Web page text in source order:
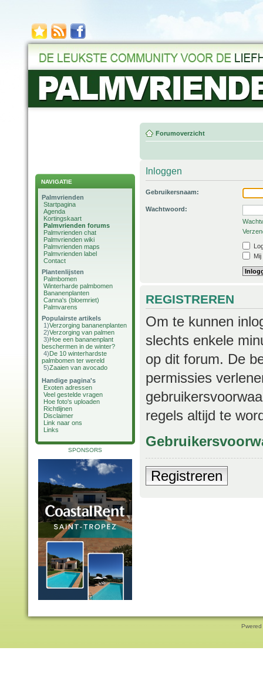
NAVIGATIE
Palmvrienden
Startpagina
Agenda
Kortingskaart
Palmvrienden forums
Palmvrienden chat
Palmvrienden wiki
Palmvrienden maps
Palmvrienden label
Contact
Plantenlijsten
Palmbomen
Winterharde palmbomen
Bananenplanten
Canna's (bloemriet)
Palmvarens
Populairste artikels
1)Verzorging bananenplanten
2)Verzorging van palmen
3)Hoe een bananenplant
beschermen in de winter?
4)De 10 winterhardste
palmbomen ter wereld
5)Zaaien van avocado
Handige pagina's
Exoten adressen
Veel gestelde vragen
Hoe foto's uploaden
Richtlijnen
Disclaimer
Link naar ons
Links
SPONSORS
Forumoverzicht
Inloggen
Gebruikersnaam:
Wachtwoord:
REGISTREREN
Om te kunnen
slechts enkele
op dit forum. De
permissies
regels altijd te
Registreren